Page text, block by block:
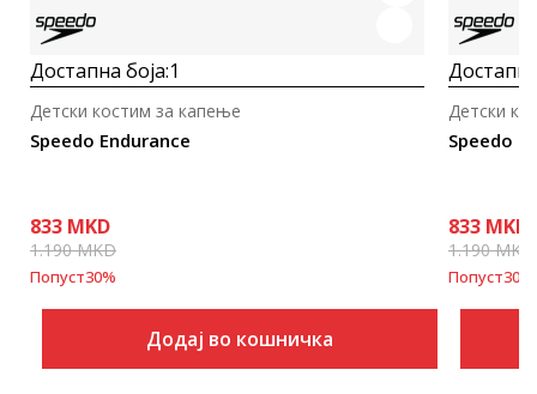
Достапна боја:1
Speedo Endurance
Детски костим за капење
833 MKD
1.190MKD
Попуст30%
Додај во кошничка
Speedo
Детски
833 MKD
1.190MKD
Попуст30